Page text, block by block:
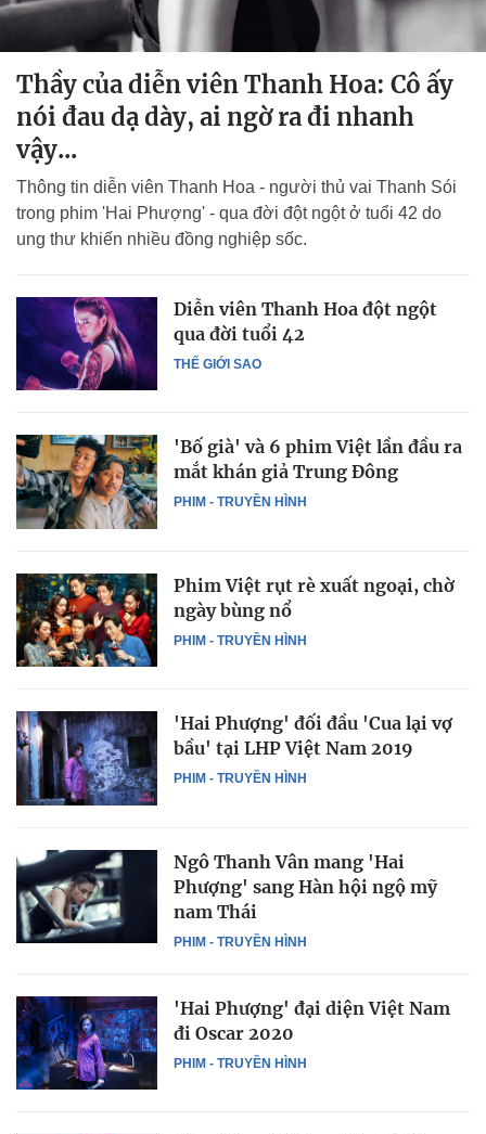
Thầy của diễn viên Thanh Hoa: Cô ấy
nói đau dạ dày, ai ngờ ra đi nhanh
vậy...
Thông tin diễn viên Thanh Hoa - người thủ vai Thanh Sói
trong phim 'Hai Phượng' - qua đời đột ngột ở tuổi 42 do
ung thư khiến nhiều đồng nghiệp sốc.
THẾ GIỚI SAO
Diễn viên Thanh Hoa đột ngột
qua đời tuổi 42
PHIM - TRUYỀN HÌNH
'Bố già' và 6 phim Việt lần đầu ra
mắt khán giả Trung Đông
PHIM - TRUYỀN HÌNH
Phim Việt rụt rè xuất ngoại, chờ
ngày bùng nổ
PHIM - TRUYỀN HÌNH
'Hai Phượng' đối đầu 'Cua lại vợ
bầu' tại LHP Việt Nam 2019
PHIM - TRUYỀN HÌNH
Ngô Thanh Vân mang 'Hai
Phượng' sang Hàn hội ngộ mỹ
nam Thái
PHIM - TRUYỀN HÌNH
'Hai Phượng' đại diện Việt Nam
đi Oscar 2020